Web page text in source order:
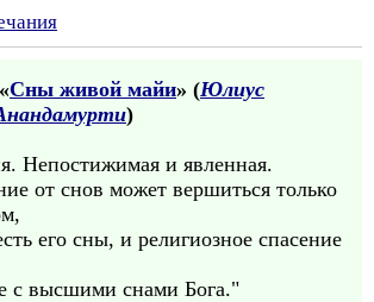
Сны живой майи» (Юлиус
)
Непостижимая и явленная.
от снов может вершиться только
его сны, и религиозное спасение
с высшими снами Бога."